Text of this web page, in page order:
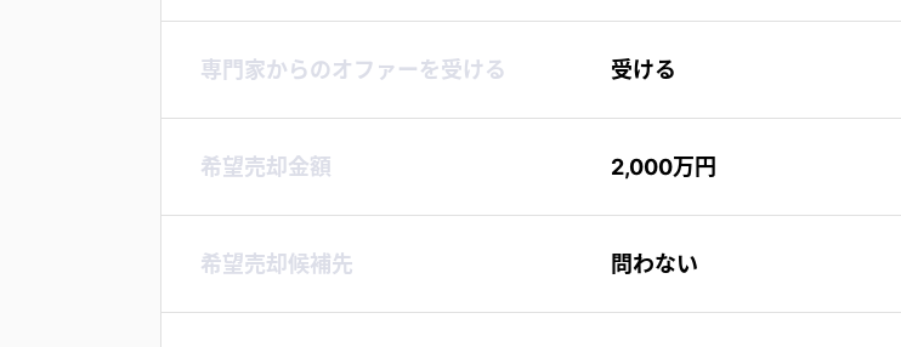
専門家からのオファーを受ける 受ける
希望売却金額 2,000万円
希望売却候補先 問わない